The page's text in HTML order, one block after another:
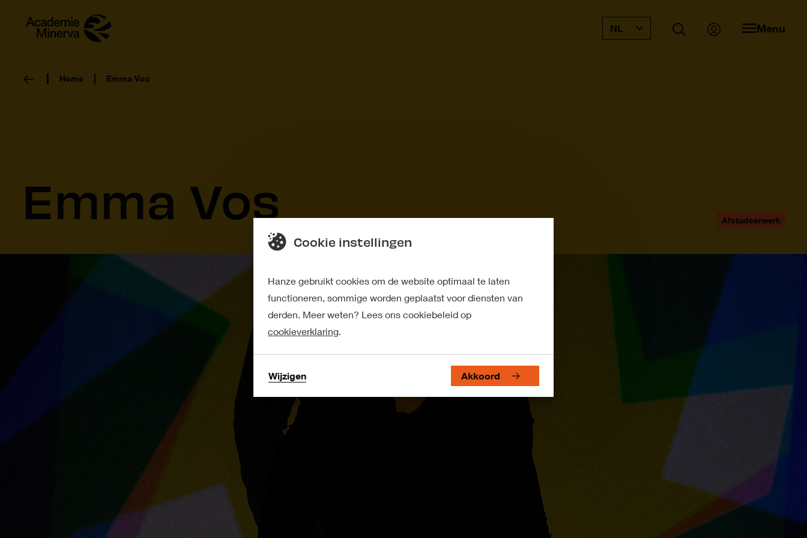
NL Menu
Home Emma Vos
Emma Vos Afstudeerwerk
Cookie instellingen
Hanze gebruikt cookies om de website optimaal te laten
functioneren, sommige worden geplaatst voor diensten van
derden. Meer weten? Lees ons cookiebeleid op
cookieverklaring.
Wijzigen Akkoord